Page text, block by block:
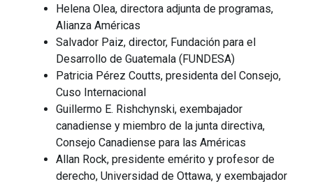
Helena Olea, directora adjunta de programas,
Alianza Américas
Salvador Paiz, director, Fundación para el
Desarrollo de Guatemala (FUNDESA)
Patricia Pérez Coutts, presidenta del Consejo,
Cuso Internacional
Guillermo E. Rishchynski, exembajador
canadiense y miembro de la junta directiva,
Consejo Canadiense para las Américas
Allan Rock, presidente emérito y profesor de
derecho, Universidad de Ottawa, y exembajador